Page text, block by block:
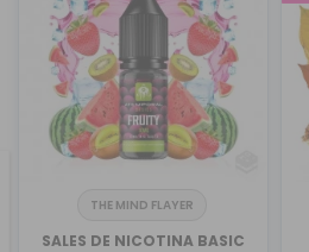
THE MIND FLAYER
SALES DE NICOTINA BASIC